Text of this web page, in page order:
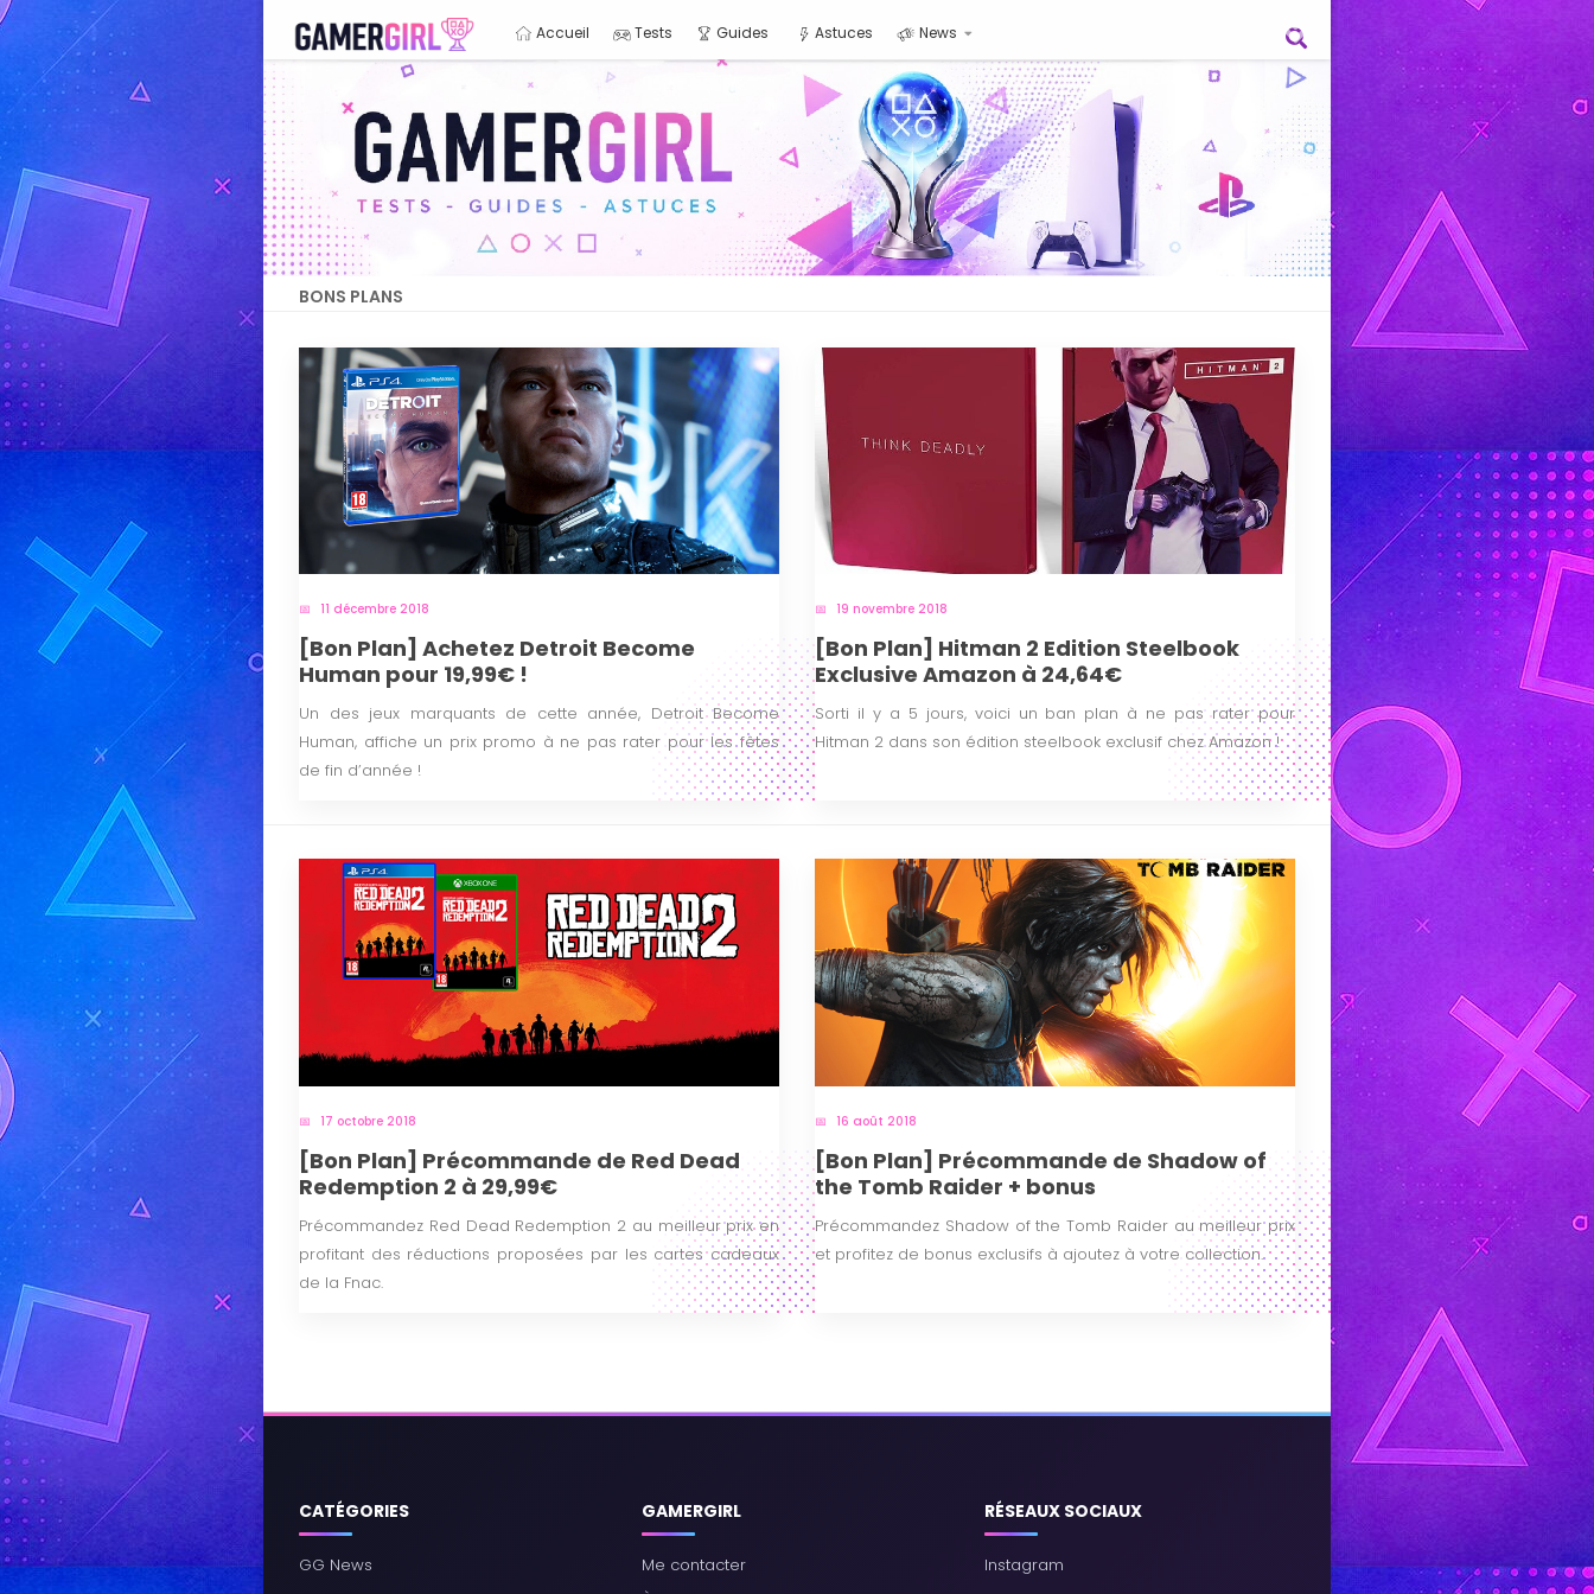
Accueil Tests Guides Astuces News
BONS PLANS
11 décembre 2018
[Bon Plan] Achetez Detroit Become
Human pour 19,99€ !
Un des jeux marquants de cette année, Detroit Become
Human, affiche un prix promo à ne pas rater pour les fêtes
de fin d’année !
19 novembre 2018
[Bon Plan] Hitman 2 Edition Steelbook
Exclusive Amazon à 24,64€
Sorti il y a 5 jours, voici un ban plan à ne pas rater pour
Hitman 2 dans son édition steelbook exclusif chez Amazon !
17 octobre 2018
[Bon Plan] Précommande de Red Dead
Redemption 2 à 29,99€
Précommandez Red Dead Redemption 2 au meilleur prix en
profitant des réductions proposées par les cartes cadeaux
de la Fnac.
16 août 2018
[Bon Plan] Précommande de Shadow of
the Tomb Raider + bonus
Précommandez Shadow of the Tomb Raider au meilleur prix
et profitez de bonus exclusifs à ajoutez à votre collection.
CATÉGORIES
GG News
GAMERGIRL
Me contacter
RÉSEAUX SOCIAUX
Instagram